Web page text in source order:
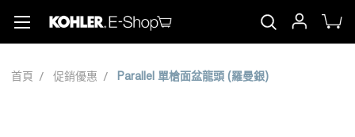
首頁 促銷優惠 Parallel 單槍面盆龍頭 (羅曼銀)